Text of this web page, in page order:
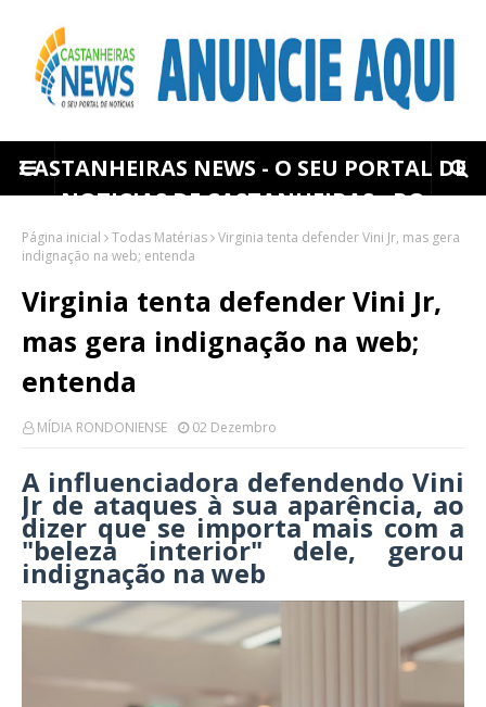
CASTANHEIRAS NEWS - O SEU PORTAL DE
NOTICIAS DE CASTANHEIRAS - RO
Página inicial Todas Matérias Virginia tenta defender Vini Jr, mas gera
indignação na web; entenda
Virginia tenta defender Vini Jr,
mas gera indignação na web;
entenda
MÍDIA RONDONIENSE 02 Dezembro
A influenciadora defendendo Vini
Jr de ataques à sua aparência, ao
dizer que se importa mais com a
"beleza interior" dele, gerou
indignação na web